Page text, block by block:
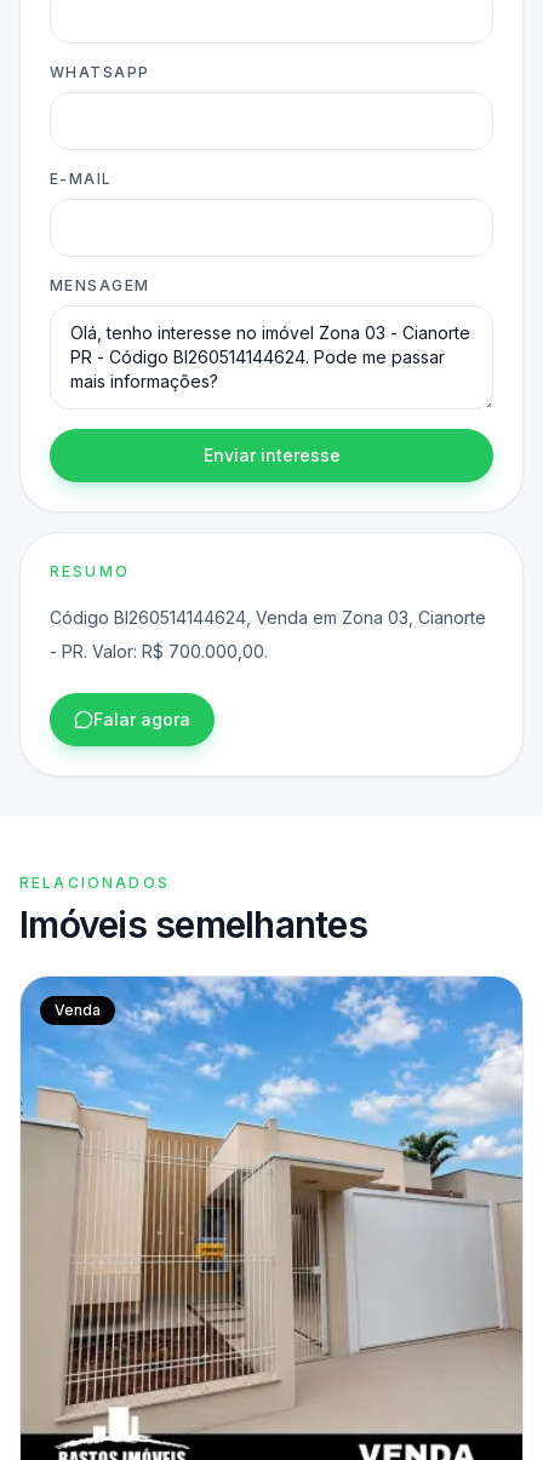
WHATSAPP
E-MAIL
MENSAGEM
Enviar interesse
RESUMO
Código BI260514144624, Venda em Zona 03, Cianorte
- PR. Valor: R$ 700.000,00.
Falar agora
RELACIONADOS
Imóveis semelhantes
Venda